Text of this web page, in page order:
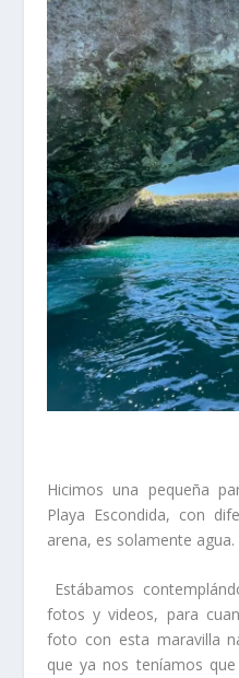
Hicimos una pequeña
Playa Escondida, con
arena, es solamente agua.
Estábamos
fotos y videos, para
foto con esta maravilla
que ya nos teníamos